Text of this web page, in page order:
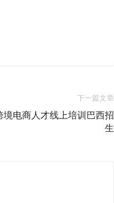
下一篇文章
境电商人才线上培训巴西招
生